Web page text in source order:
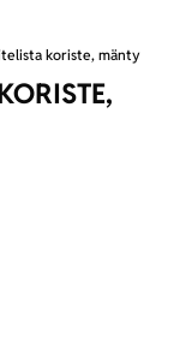
koriste, mänty